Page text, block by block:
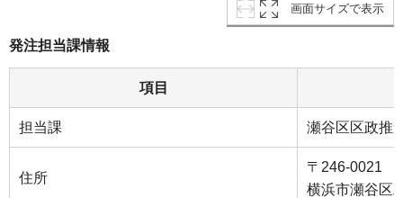
画面サイズで表示
発注担当課情報
項目
担当課 瀬谷区区政推
住所
〒246-0021
横浜市瀬谷区